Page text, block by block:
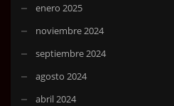
enero 2025
noviembre 2024
septiembre 2024
agosto 2024
abril 2024